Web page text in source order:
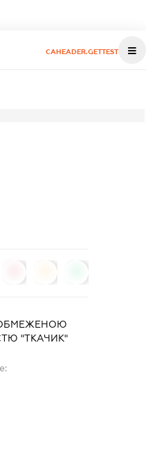
CAHEADER.GETTEST
"ТКАЧИК"